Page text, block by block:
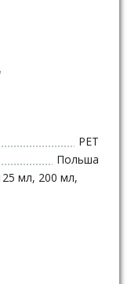
PET
Польша
мл, 200 мл,